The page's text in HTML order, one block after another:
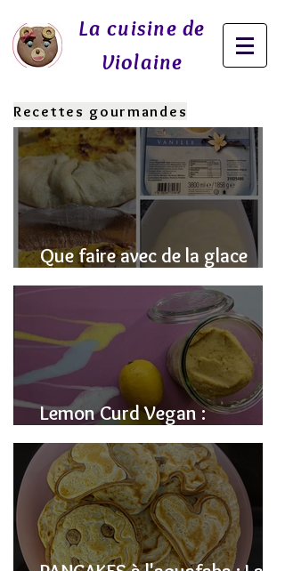
La cuisine de
Violaine
Recettes gourmandes
Que faire avec de la glace
fondue? J'ai la SOLUTION!
Lemon Curd Vegan :
L'alternative saine aux pois
chiches